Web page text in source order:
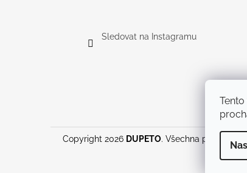
Sledovat na Instagramu
Copyright 2026 DUPETO. Všechna práva